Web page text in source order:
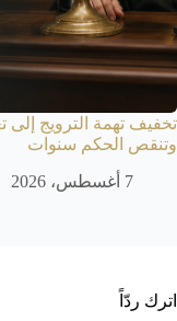
تخفيف تهمة الترويج إلى
وتنقص الحكم سنوات
7 أغسطس، 2026
اترك ردّاً